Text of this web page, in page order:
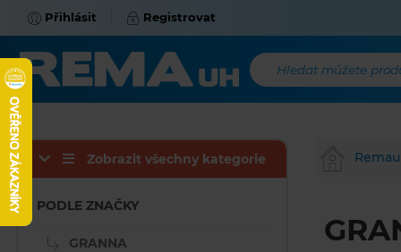
Přihlásit Registrovat
Hledat můžete
Zobrazit všechny kategorie
PODLE ZNAČKY
GRANNA